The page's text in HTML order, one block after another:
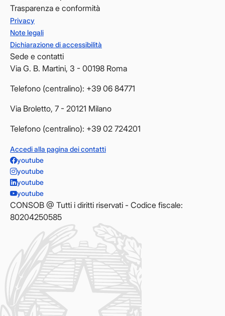
Trasparenza e conformità
Privacy
Note legali
Dichiarazione di accessibilità
Sede e contatti
Via G. B. Martini, 3 - 00198 Roma
Telefono (centralino): +39 06 84771
Via Broletto, 7 - 20121 Milano
Telefono (centralino): +39 02 724201
Accedi alla pagina dei contatti
youtube
youtube
youtube
youtube
CONSOB @ Tutti i diritti riservati - Codice fiscale:
80204250585